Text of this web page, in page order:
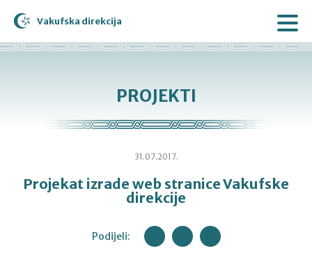
Vakufska direkcija
PROJEKTI
31.07.2017.
Projekat izrade web stranice Vakufske
direkcije
Podijeli: